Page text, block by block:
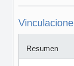
Resumen